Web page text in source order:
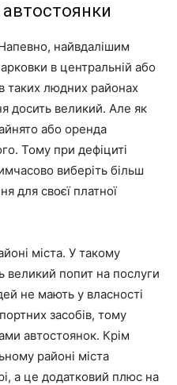
автостоянки
найвдалішим
в центральній або
таких людних районах
досить великий. Але як
або оренда
Тому при дефіциті
виберіть більш
для своєї платної
міста. У такому
великий попит на послуги
не мають у власності
засобів, тому
автостоянок. Крім
районі міста
а це додатковий плюс на